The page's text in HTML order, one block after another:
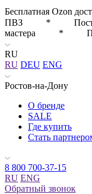
Бесплатная Ozon
ПВЗ *
мастера *
RU
RU DEU ENG
Ростов-на-Дону
О бренде
SALE
Где купить
Стать
8 800 700-37-15
RU ENG
Обратный звонок